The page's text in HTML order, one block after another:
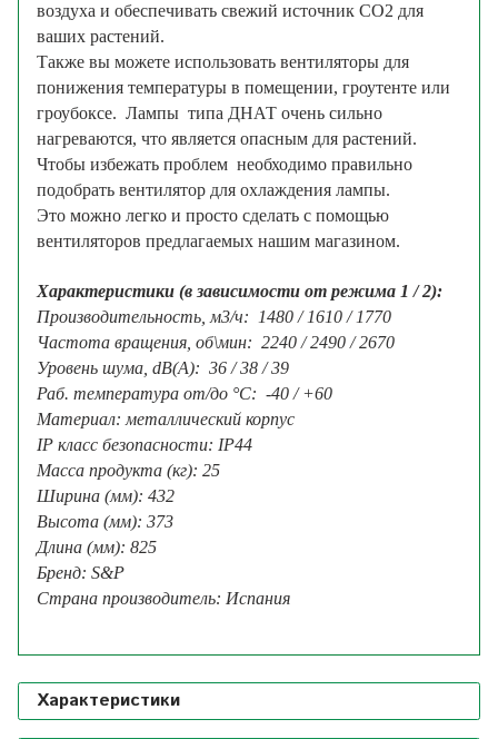
воздуха и обеспечивать свежий источник CO2 для
ваших растений.
Также вы можете использовать вентиляторы для
понижения температуры в помещении, гроутенте или
гроубоксе. Лампы типа ДНАТ очень сильно
нагреваются, что является опасным для растений.
Чтобы избежать проблем необходимо правильно
подобрать вентилятор для охлаждения лампы.
Это можно легко и просто сделать с помощью
вентиляторов предлагаемых нашим магазином.
Характеристики (в зависимости от режима 1 / 2):
Производительность, м3/ч: 1480 / 1610 / 1770
Частота вращения, об\мин: 2240 / 2490 / 2670
Уровень шума, dB(A): 36 / 38 / 39
Раб. температура от/до °С: -40 / +60
Материал: металлический корпус
IP класс безопасности: IP44
Масса продукта (кг): 25
Ширина (мм): 432
Высота (мм): 373
Длина (мм): 825
Бренд: S&P
Страна производитель: Испания
Характеристики